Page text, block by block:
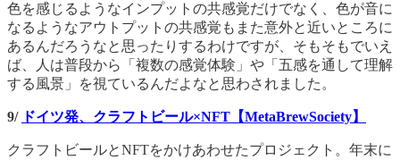
色を感じるようなインプットの共感覚だけでなく、色が音に
なるようなアウトプットの共感覚もまた意外と近いところに
あるんだろうなと思ったりするわけですが、そもそもでいえ
ば、人は普段から「複数の感覚体験」や「五感を通して理解
する風景」を視ているんだよなと思わされました。
9/ ドイツ発、クラフトビール×NFT【MetaBrewSociety】
クラフトビールとNFTをかけあわせたプロジェクト。年末に